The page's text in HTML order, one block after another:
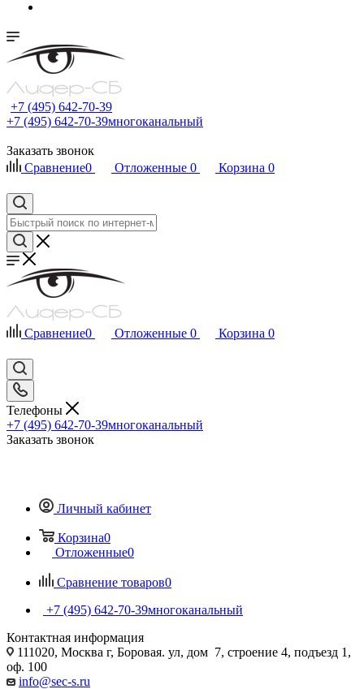
+7 (495) 642-70-39
+7 (495) 642-70-39многоканальный
Заказать звонок
Сравнение0 Отложенные 0 Корзина 0
Сравнение0 Отложенные 0 Корзина 0
Телефоны
+7 (495) 642-70-39многоканальный
Заказать звонок
Личный кабинет
Корзина0
Отложенные0
Сравнение товаров0
+7 (495) 642-70-39многоканальный
Контактная информация
111020, Москва г, Боровая. ул, дом 7, строение 4, подъезд 1,
оф. 100
info@sec-s.ru